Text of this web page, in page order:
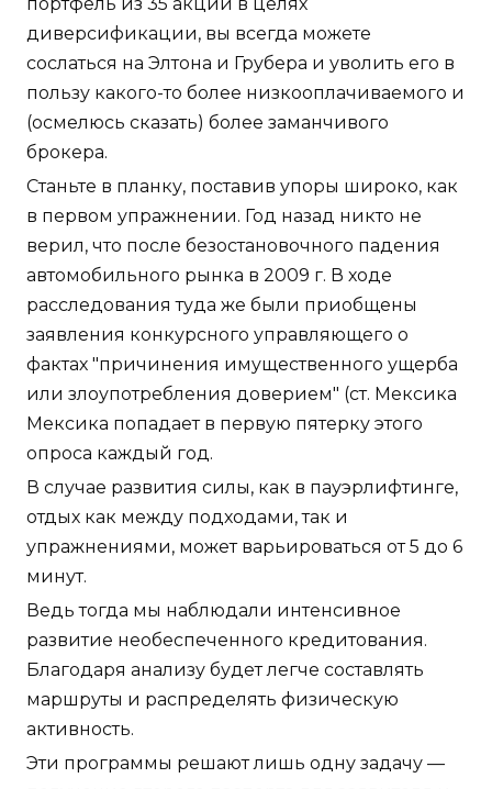
портфель из 35 акций в целях
диверсификации, вы всегда можете
сослаться на Элтона и Грубера и уволить его в
пользу какого-то более низкооплачиваемого и
(осмелюсь сказать) более заманчивого
брокера.
Станьте в планку, поставив упоры широко, как
в первом упражнении. Год назад никто не
верил, что после безостановочного падения
автомобильного рынка в 2009 г. В ходе
расследования туда же были приобщены
заявления конкурсного управляющего о
фактах "причинения имущественного ущерба
или злоупотребления доверием" (ст. Мексика
Мексика попадает в первую пятерку этого
опроса каждый год.
В случае развития силы, как в пауэрлифтинге,
отдых как между подходами, так и
упражнениями, может варьироваться от 5 до 6
минут.
Ведь тогда мы наблюдали интенсивное
развитие необеспеченного кредитования.
Благодаря анализу будет легче составлять
маршруты и распределять физическую
активность.
Эти программы решают лишь одну задачу —